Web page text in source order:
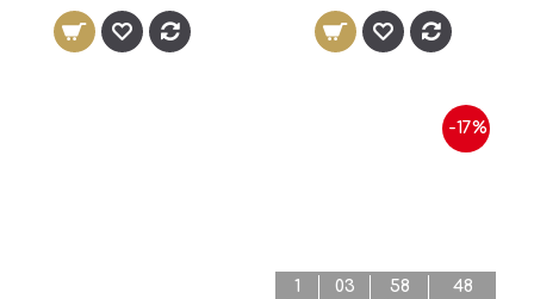
-17%
1 03 58 48